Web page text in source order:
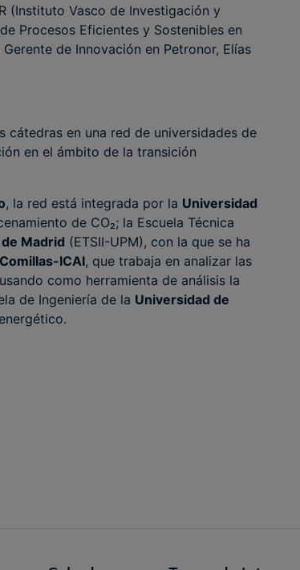
(Instituto Vasco de Investigación y
Procesos Eficientes y Sostenibles en
de Innovación en Petronor, Elías
cátedras en una red de universidades de
en el ámbito de la transición
, la red está integrada por la Universidad
de CO₂; la Escuela Técnica
Madrid (ETSII-UPM), con la que se ha
ICAI, que trabaja en analizar las
como herramienta de análisis la
de Ingeniería de la Universidad de